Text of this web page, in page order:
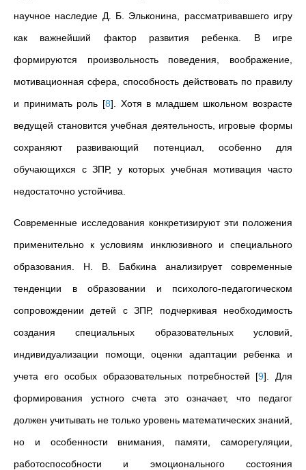
научное наследие Д. Б. Эльконина, рассматривавшего игру
как важнейший фактор развития ребенка. В игре
формируются произвольность поведения, воображение,
мотивационная сфера, способность действовать по правилу
и принимать роль [8] . Хотя в младшем школьном возрасте
ведущей становится учебная деятельность, игровые формы
сохраняют развивающий потенциал, особенно для
обучающихся с ЗПР, у которых учебная мотивация часто
недостаточно устойчива.
Современные исследования конкретизируют эти положения
применительно к условиям инклюзивного и специального
образования. Н. В. Бабкина анализирует современные
тенденции в образовании и психолого-педагогическом
сопровождении детей с ЗПР, подчеркивая необходимость
создания специальных образовательных условий,
индивидуализации помощи, оценки адаптации ребенка и
учета его особых образовательных потребностей [9] . Для
формирования устного счета это означает, что педагог
должен учитывать не только уровень математических знаний,
но и особенности внимания, памяти, саморегуляции,
работоспособности и эмоционального состояния